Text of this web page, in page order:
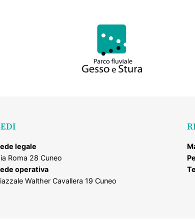
legale
Roma 28 Cuneo
operativa
Walther Cavallera 19 Cuneo